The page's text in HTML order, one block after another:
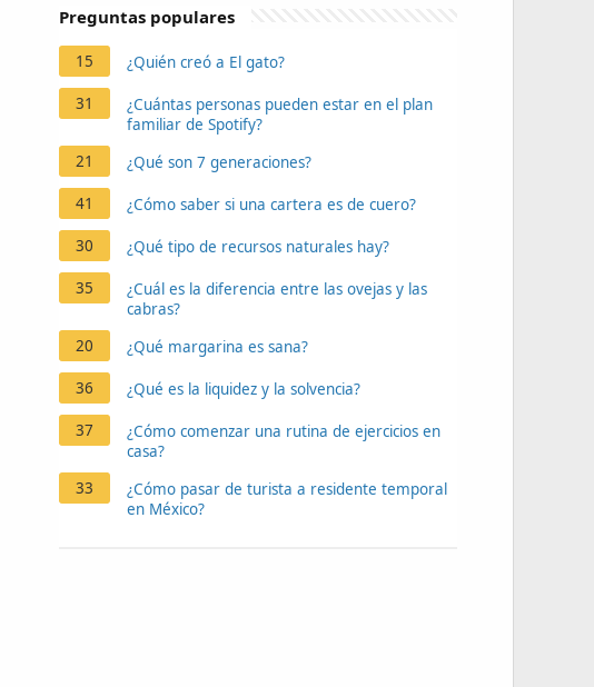
Preguntas populares
15 ¿Quién creó a El gato?
31
¿Cuántas personas pueden estar en el plan
familiar de Spotify?
21
¿Qué son 7 generaciones?
41 ¿Cómo saber si una cartera es de cuero?
30 ¿Qué tipo de recursos naturales hay?
35
¿Cuál es la diferencia entre las ovejas y las
cabras?
20
¿Qué margarina es sana?
36 ¿Qué es la liquidez y la solvencia?
37
¿Cómo comenzar una rutina de ejercicios en
casa?
33
¿Cómo pasar de turista a residente temporal
en México?